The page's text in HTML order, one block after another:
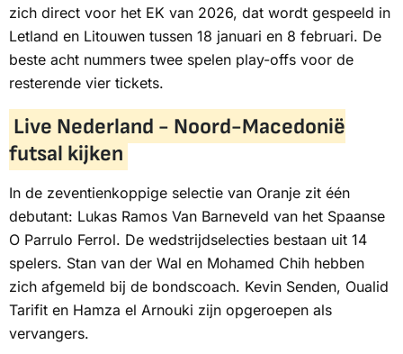
zich direct voor het EK van 2026, dat wordt gespeeld in
Letland en Litouwen tussen 18 januari en 8 februari. De
beste acht nummers twee spelen play-offs voor de
resterende vier tickets.
Live Nederland - Noord-Macedonië
futsal kijken
In de zeventienkoppige selectie van Oranje zit één
debutant: Lukas Ramos Van Barneveld van het Spaanse
O Parrulo Ferrol. De wedstrijdselecties bestaan uit 14
spelers. Stan van der Wal en Mohamed Chih hebben
zich afgemeld bij de bondscoach. Kevin Senden, Oualid
Tarifit en Hamza el Arnouki zijn opgeroepen als
vervangers.